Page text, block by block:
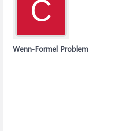
C
Wenn-Formel Problem